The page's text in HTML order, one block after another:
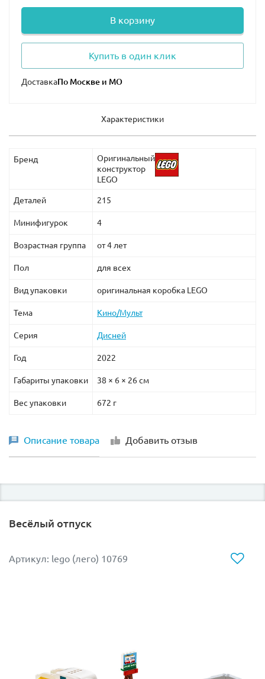
профессиональную помощь и консультацию.
В корзину
Купить в один клик
Доставка
Характеристики
Бренд
Оригинальный
конструктор
LEGO
Деталей 215
Минифигурок 4
Возрастная группа от 4 лет
Пол для всех
Вид упаковки оригинальная коробка LEGO
Тема Кино/Мульт
Серия Дисней
Год 2022
Габариты упаковки 38 × 6 × 26 см
Вес упаковки 672 г
Описание товара Добавить отзыв
Весёлый отпуск
Артикул: lego (лего) 10769